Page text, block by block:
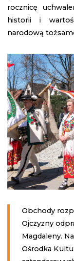
rocznicę
historii i
narodową
Obchody
Ojczyzny
Magdaleny.
Ośrodka